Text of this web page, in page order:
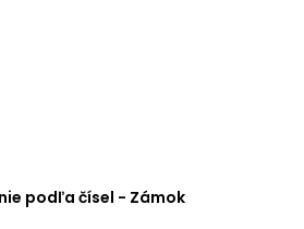
podľa čísel - Zámok